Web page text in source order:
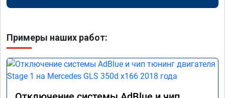
Примеры наших работ: